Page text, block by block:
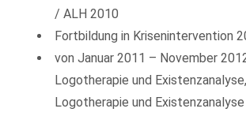
/ ALH 2010
Fortbildung in Krisenintervention
von Januar 2011 – November
Logotherapie und
Logotherapie und Existenzanalyse